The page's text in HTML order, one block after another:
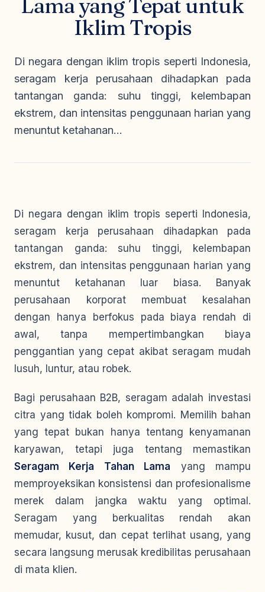
Seragam Medis
Kaos Safety
Olahraga
Lama yang Tepat untuk
Iklim Tropis
Di negara dengan iklim tropis seperti Indonesia,
seragam kerja perusahaan dihadapkan pada
tantangan ganda: suhu tinggi, kelembapan
ekstrem, dan intensitas penggunaan harian yang
menuntut ketahanan...
Di negara dengan iklim tropis seperti Indonesia,
seragam kerja perusahaan dihadapkan pada
tantangan ganda: suhu tinggi, kelembapan
ekstrem, dan intensitas penggunaan harian yang
menuntut ketahanan luar biasa. Banyak
perusahaan korporat membuat kesalahan
dengan hanya berfokus pada biaya rendah di
awal, tanpa mempertimbangkan biaya
penggantian yang cepat akibat seragam mudah
lusuh, luntur, atau robek.
Bagi perusahaan B2B, seragam adalah investasi
citra yang tidak boleh kompromi. Memilih bahan
yang tepat bukan hanya tentang kenyamanan
karyawan, tetapi juga tentang memastikan
Seragam Kerja Tahan Lama yang mampu
memproyeksikan konsistensi dan profesionalisme
merek dalam jangka waktu yang optimal.
Seragam yang berkualitas rendah akan
memudar, kusut, dan cepat terlihat usang, yang
secara langsung merusak kredibilitas perusahaan
di mata klien.